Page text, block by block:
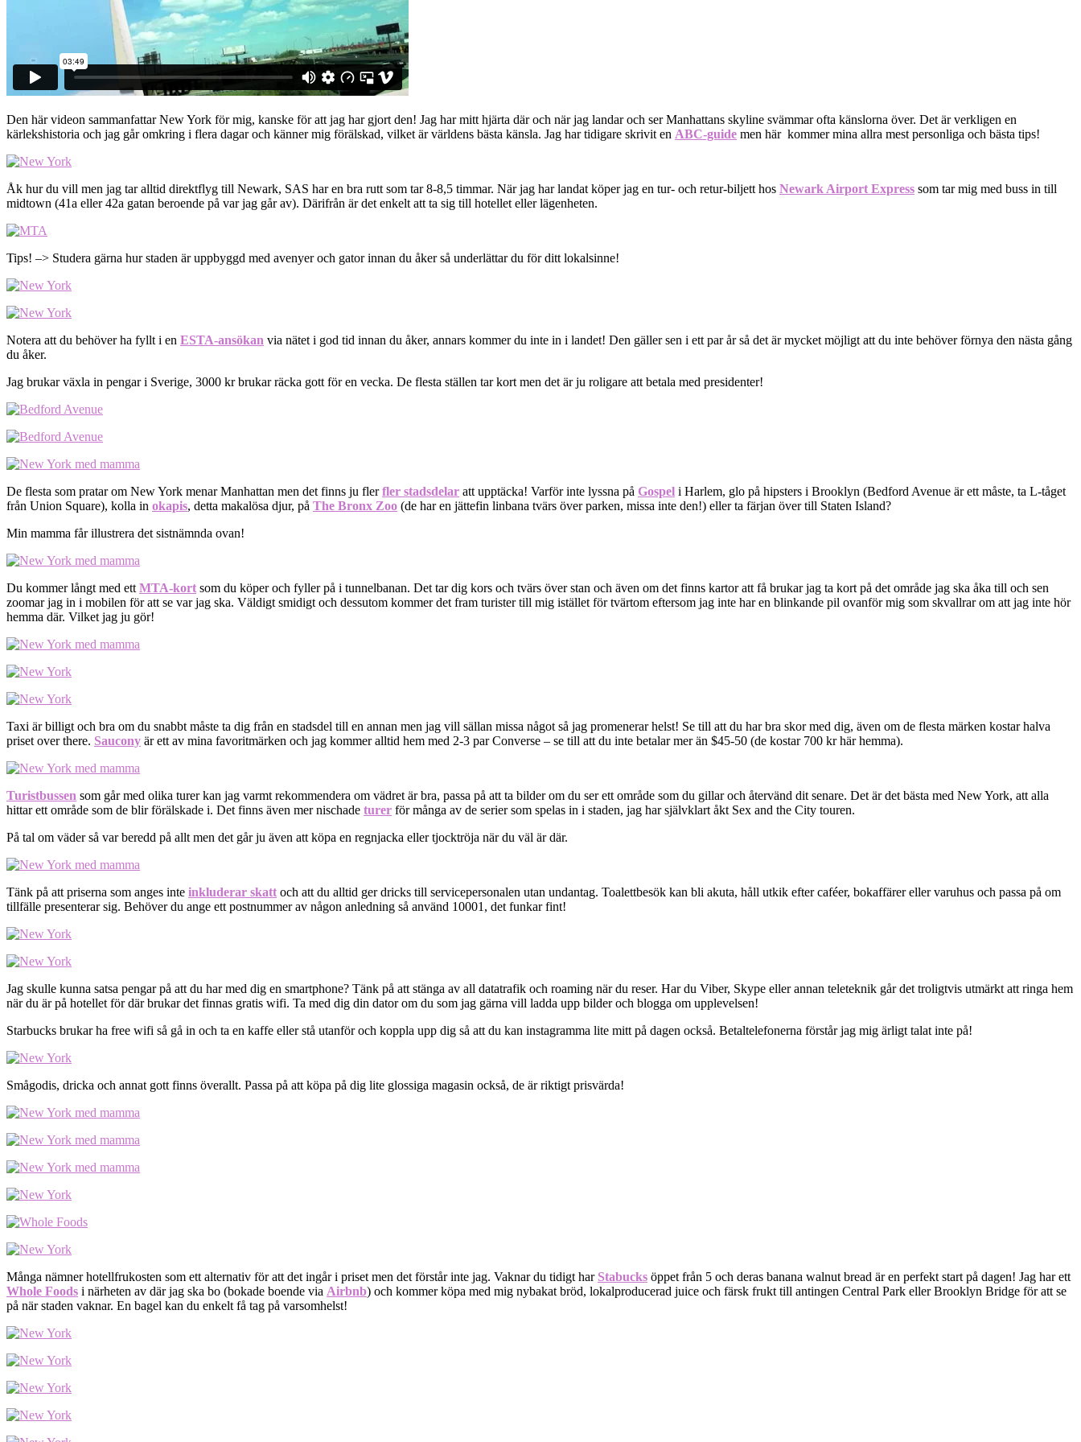
Den här videon sammanfattar New York för mig, kanske för att jag har gjort den! Jag har mitt hjärta där och när jag landar och ser Manhattans skyline svämmar ofta känslorna över. Det är verkligen en
kärlekshistoria och jag går omkring i flera dagar och känner mig förälskad, vilket är världens bästa känsla. Jag har tidigare skrivit en ABC-guide men här kommer mina allra mest personliga och bästa tips!
Åk hur du vill men jag tar alltid direktflyg till Newark, SAS har en bra rutt som tar 8-8,5 timmar. När jag har landat köper jag en tur- och retur-biljett hos Newark Airport Express som tar mig med buss in till
midtown (41a eller 42a gatan beroende på var jag går av). Därifrån är det enkelt att ta sig till hotellet eller lägenheten.
Tips! –> Studera gärna hur staden är uppbyggd med avenyer och gator innan du åker så underlättar du för ditt lokalsinne!
Notera att du behöver ha fyllt i en ESTA-ansökan via nätet i god tid innan du åker, annars kommer du inte in i landet! Den gäller sen i ett par år så det är mycket möjligt att du inte behöver förnya den nästa gång
du åker.
Jag brukar växla in pengar i Sverige, 3000 kr brukar räcka gott för en vecka. De flesta ställen tar kort men det är ju roligare att betala med presidenter!
De flesta som pratar om New York menar Manhattan men det finns ju flerfler stadsdelar att upptäcka! Varför inte lyssna på Gospel i Harlem, glo på hipsters i Brooklyn (Bedford Avenue är ett måste, ta L-tåget
från Union Square), kolla in okapis, detta makalösa djur, på The Bronx Zoo (de har en jättefin linbana tvärs över parken, missa inte den!) eller ta färjan över till Staten Island?
Min mamma får illustrera det sistnämnda ovan!
Du kommer långt med ett MTA-kort som du köper och fyller på i tunnelbanan. Det tar dig kors och tvärs över stan och även om det finns kartor att få brukar jag ta kort på det område jag ska åka till och sen
zoomar jag in i mobilen för att se var jag ska. Väldigt smidigt och dessutom kommer det fram turister till mig istället för tvärtom eftersom jag inte har en blinkande pil ovanför mig som skvallrar om att jag inte hör
hemma där. Vilket jag ju gör!
Taxi är billigt och bra om du snabbt måste ta dig från en stadsdel till en annan men jag vill sällan missa något så jag promenerar helst! Se till att du har bra skor med dig, även om de flesta märken kostar halva
priset over there. Saucony är ett av mina favoritmärken och jag kommer alltid hem med 2-3 par Converse – se till att du inte betalar mer än $45-50 (de kostar 700 kr här hemma).
Turistbussen som går med olika turer kan jag varmt rekommendera om vädret är bra, passa på att ta bilder om du ser ett område som du gillar och återvänd dit senare. Det är det bästa med New York, att alla
hittar ett område som de blir förälskade i. Det finns även mer nischade turer för många av de serier som spelas in i staden, jag har självklart åkt Sex and the City touren.
På tal om väder så var beredd på allt men det går ju även att köpa en regnjacka eller tjocktröja när du väl är där.
Tänk på att priserna som anges inte inkluderar skatt och att du alltid ger dricks till servicepersonalen utan undantag. Toalettbesök kan bli akuta, håll utkik efter caféer, bokaffärer eller varuhus och passa på om
tillfälle presenterar sig. Behöver du ange ett postnummer av någon anledning så använd 10001, det funkar fint!
Jag skulle kunna satsa pengar på att du har med dig en smartphone? Tänk på att stänga av all datatrafik och roaming när du reser. Har du Viber, Skype eller annan teleteknik går det troligtvis utmärkt att ringa hem
när du är på hotellet för där brukar det finnas gratis wifi. Ta med dig din dator om du som jag gärna vill ladda upp bilder och blogga om upplevelsen!
Starbucks brukar ha free wifi så gå in och ta en kaffe eller stå utanför och koppla upp dig så att du kan instagramma lite mitt på dagen också. Betaltelefonerna förstår jag mig ärligt talat inte på!
Smågodis, dricka och annat gott finns överallt. Passa på att köpa på dig lite glossiga magasin också, de är riktigt prisvärda!
Många nämner hotellfrukosten som ett alternativ för att det ingår i priset men det förstår inte jag. Vaknar du tidigt har Stabucks öppet från 5 och deras banana walnut bread är en perfekt start på dagen! Jag har ett
Whole Foods i närheten av där jag ska bo (bokade boende via Airbnb) och kommer köpa med mig nybakat bröd, lokalproducerad juice och färsk frukt till antingen Central Park eller Brooklyn Bridge för att se
på när staden vaknar. En bagel kan du enkelt få tag på varsomhelst!